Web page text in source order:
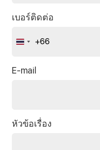
เบอร์ติดต่อ
Thailand
+66
E-mail
หัวข้อเรื่อง